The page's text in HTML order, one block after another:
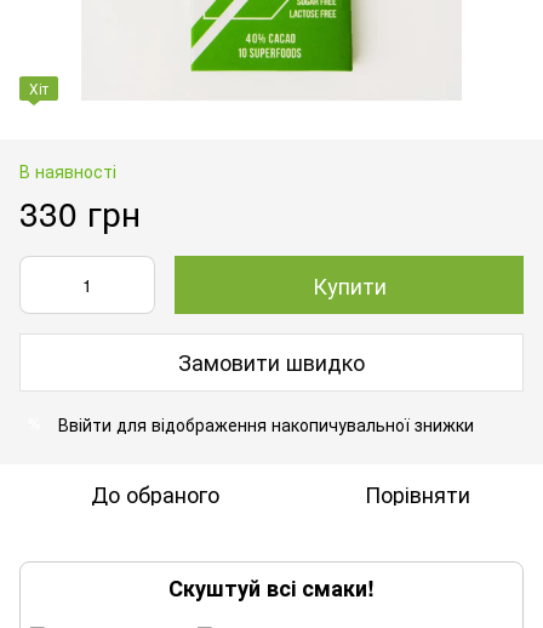
Хіт
В наявності
330 грн
Купити
Замовити швидко
Ввійти для відображення накопичувальної знижки
До обраного Порівняти
Скуштуй всі смаки!